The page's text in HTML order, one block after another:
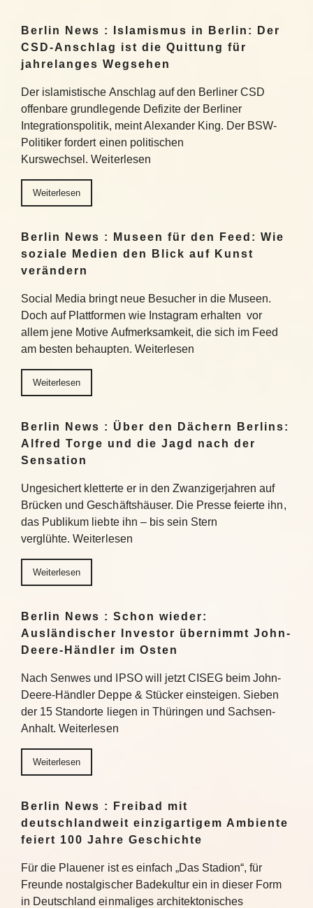
Berlin News : Islamismus in Berlin: Der
CSD-Anschlag ist die Quittung für
jahrelanges Wegsehen
Der islamistische Anschlag auf den Berliner CSD
offenbare grundlegende Defizite der Berliner
Integrationspolitik, meint Alexander King. Der BSW-
Politiker fordert einen politischen
Kurswechsel. Weiterlesen
Weiterlesen
Berlin News : Museen für den Feed: Wie
soziale Medien den Blick auf Kunst
verändern
Social Media bringt neue Besucher in die Museen.
Doch auf Plattformen wie Instagram erhalten vor
allem jene Motive Aufmerksamkeit, die sich im Feed
am besten behaupten. Weiterlesen
Weiterlesen
Berlin News : Über den Dächern Berlins:
Alfred Torge und die Jagd nach der
Sensation
Ungesichert kletterte er in den Zwanzigerjahren auf
Brücken und Geschäftshäuser. Die Presse feierte ihn,
das Publikum liebte ihn – bis sein Stern
verglühte. Weiterlesen
Weiterlesen
Berlin News : Schon wieder:
Ausländischer Investor übernimmt John-
Deere-Händler im Osten
Nach Senwes und IPSO will jetzt CISEG beim John-
Deere-Händler Deppe & Stücker einsteigen. Sieben
der 15 Standorte liegen in Thüringen und Sachsen-
Anhalt. Weiterlesen
Weiterlesen
Berlin News : Freibad mit
deutschlandweit einzigartigem Ambiente
feiert 100 Jahre Geschichte
Für die Plauener ist es einfach „Das Stadion“, für
Freunde nostalgischer Badekultur ein in dieser Form
in Deutschland einmaliges architektonisches